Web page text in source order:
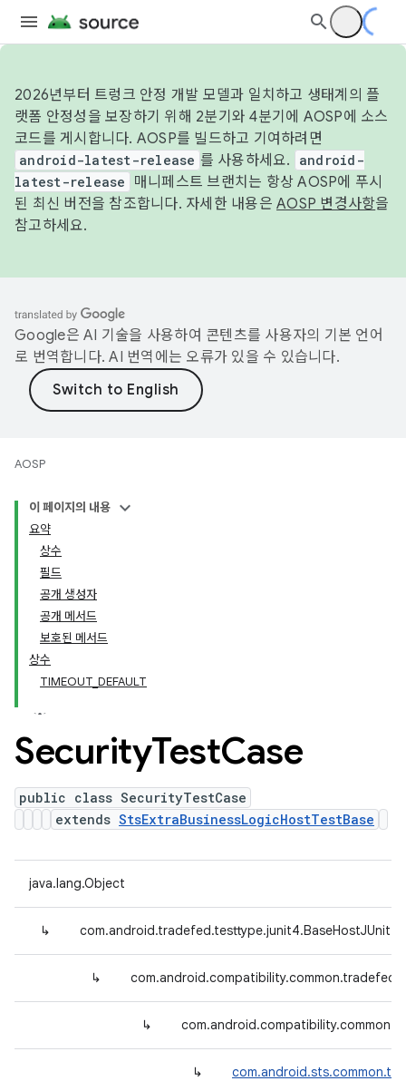
2026년부터 트렁크 안정 개발 모델과 일치하고 생태계의 플
랫폼 안정성을 보장하기 위해 2분기와 4분기에 AOSP에 소스
코드를 게시합니다. AOSP를 빌드하고 기여하려면
android-latest-release 를 사용하세요.
android-
latest-release
매니페스트 브랜치는 항상 AOSP에 푸시
된 최신 버전을 참조합니다. 자세한 내용은 AOSP 변경사항을
참고하세요.
Google은 AI 기술을 사용하여 콘텐츠를 사용자의 기본 언어
로 번역합니다. AI 번역에는 오류가 있을 수 있습니다.
AOSP
이 페이지의 내용
요약
상수
필드
공개 생성자
공개 메서드
보호된 메서드
상수
TIMEOUT_DEFAULT
SecurityTestCase
public class SecurityTestCase
extends StsExtraBusinessLogicHostTestBase
java.lang.Object
↳
↳
↳
↳